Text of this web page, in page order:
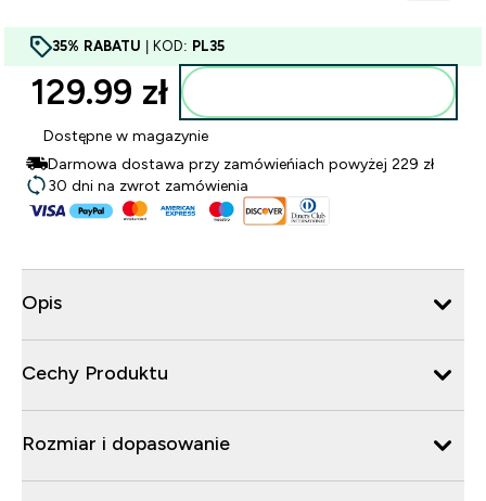
35% RABATU | KOD: PL35
129.99 zł‎
Dostępne w magazynie
Darmowa dostawa przy zamówieńiach powyżej 229 zł
30 dni na zwrot zamówienia
Opis
Cechy Produktu
Rozmiar i dopasowanie